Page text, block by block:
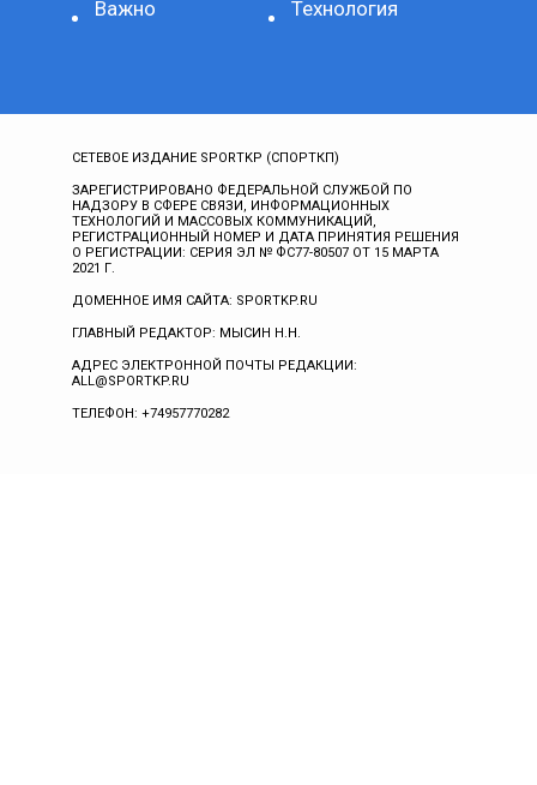
Важно Технология
СЕТЕВОЕ ИЗДАНИЕ SPORTKP (СПОРТКП)
ЗАРЕГИСТРИРОВАНО ФЕДЕРАЛЬНОЙ СЛУЖБОЙ ПО
НАДЗОРУ В СФЕРЕ СВЯЗИ, ИНФОРМАЦИОННЫХ
ТЕХНОЛОГИЙ И МАССОВЫХ КОММУНИКАЦИЙ,
РЕГИСТРАЦИОННЫЙ НОМЕР И ДАТА ПРИНЯТИЯ РЕШЕНИЯ
О РЕГИСТРАЦИИ: СЕРИЯ ЭЛ № ФС77-80507 ОТ 15 МАРТА
2021 Г.
ДОМЕННОЕ ИМЯ САЙТА: SPORTKP.RU
ГЛАВНЫЙ РЕДАКТОР: МЫСИН Н.Н.
АДРЕС ЭЛЕКТРОННОЙ ПОЧТЫ РЕДАКЦИИ:
ALL@SPORTKP.RU
ТЕЛЕФОН: +74957770282